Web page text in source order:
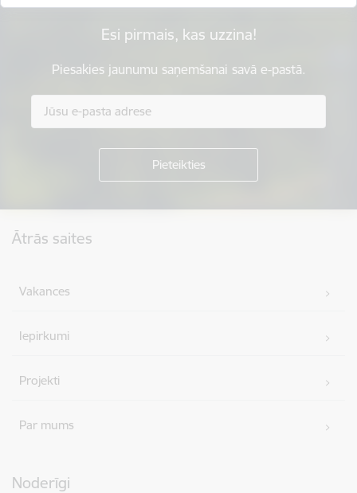
Esi pirmais, kas uzzina!
Piesakies jaunumu saņemšanai savā e-pastā.
Ātrās saites
Vakances
Iepirkumi
Projekti
Par mums
Noderīgi